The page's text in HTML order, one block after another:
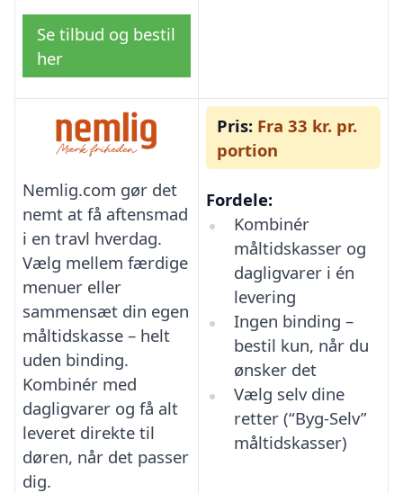
Se tilbud og bestil
her
Nemlig.com gør det
nemt at få aftensmad
i en travl hverdag.
Vælg mellem færdige
menuer eller
sammensæt din egen
måltidskasse – helt
uden binding.
Kombinér med
dagligvarer og få alt
leveret direkte til
døren, når det passer
dig.
Pris: Fra 33 kr. pr.
portion
Fordele:
Kombinér
måltidskasser og
dagligvarer i én
levering
Ingen binding –
bestil kun, når du
ønsker det
Vælg selv dine
retter (“Byg-Selv”
måltidskasser)